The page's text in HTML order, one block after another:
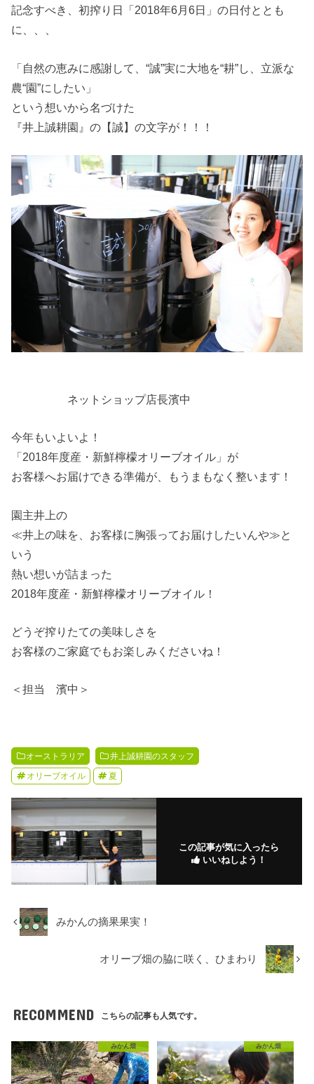
記念すべき、初搾り日「2018年6月6日」の日付ととも
に、、、
「自然の恵みに感謝して、“誠”実に大地を“耕”し、立派な
農“園”にしたい」
という想いから名づけた
『井上誠耕園』の【誠】の文字が！！！
ネットショップ店長濱中
今年もいよいよ！
「2018年度産・新鮮檸檬オリーブオイル」が
お客様へお届けできる準備が、もうまもなく整います！
園主井上の
≪井上の味を、お客様に胸張ってお届けしたいんや≫と
いう
熱い想いが詰まった
2018年度産・新鮮檸檬オリーブオイル！
どうぞ搾りたての美味しさを
お客様のご家庭でもお楽しみくださいね！
＜担当 濱中＞
オーストラリア 井上誠耕園のスタッフ
オリーブオイル 夏
この記事が気に入ったら
いいねしよう！
みかんの摘果果実！
オリーブ畑の脇に咲く、ひまわり
RECOMMEND こちらの記事も人気です。
みかん畑 みかん畑